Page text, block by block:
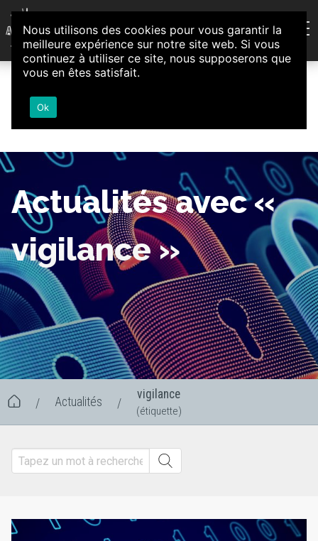
Aller au contenu
Association d'Animation et d'Initiatives Citoyennes
Loire-Authion
Actualités avec «
vigilance »
/ Actualités /
vigilance
(étiquette)
Nous utilisons des cookies pour vous garantir la
meilleure expérience sur notre site web. Si vous
continuez à utiliser ce site, nous supposerons que
vous en êtes satisfait.
Ok